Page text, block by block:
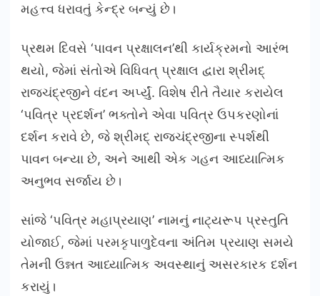
મહત્ત્વ ધરાવતું કેન્દ્ર બન્યું છે।
પ્રથમ દિવસે ‘પાવન પ્રક્ષાલન’થી કાર્યક્રમનો આરંભ
થયો, જેમાં સંતોએ વિધિવત્ પ્રક્ષાલ દ્વારા શ્રીમદ્
રાજચંદ્રજીને વંદન અર્પ્યું. વિશેષ રીતે તૈયાર કરાયેલ
‘પવિત્ર પ્રદર્શન’ ભક્તોને એવા પવિત્ર ઉપકરણોનાં
દર્શન કરાવે છે, જે શ્રીમદ્ રાજચંદ્રજીના સ્પર્શથી
પાવન બન્યા છે, અને આથી એક ગહન આધ્યાત્મિક
અનુભવ સર્જાય છે।
સાંજે ‘પવિત્ર મહાપ્રયાણ’ નામનું નાટ્યરૂપ પ્રસ્તુતિ
યોજાઈ, જેમાં પરમકૃપાળુદેવના અંતિમ પ્રયાણ સમયે
તેમની ઉન્નત આધ્યાત્મિક અવસ્થાનું અસરકારક દર્શન
કરાયું।